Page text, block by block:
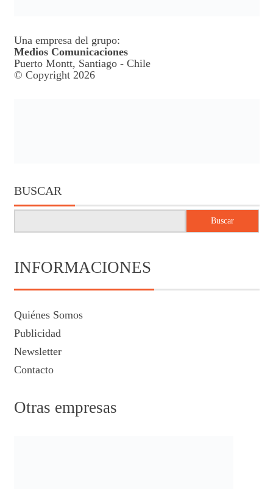
Una empresa del grupo:
Medios Comunicaciones
Puerto Montt, Santiago - Chile
© Copyright 2026
BUSCAR
Buscar
INFORMACIONES
Quiénes Somos
Publicidad
Newsletter
Contacto
Otras empresas